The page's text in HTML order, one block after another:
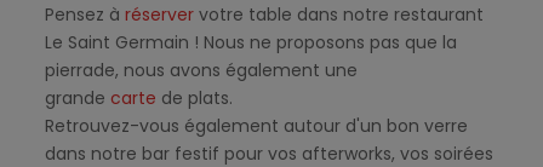
Pensez à réservervotre table dans notre restaurant
Le Saint Germain ! Nous ne proposons pas que la
pierrade, nous avons également une
grande carte de plats.
Retrouvez-vous également autour d'un bon verre
dans notre bar festif pour vos afterworks, vos soirées